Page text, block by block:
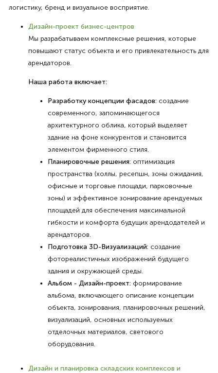
логистику, бренд и визуальное восприятие.
Дизайн-проект бизнес-центров
Мы разрабатываем комплексные решения, которые
повышают статус объекта и его привлекательность для
арендаторов.
Наша работа включает:
Разработку концепции фасадов:cоздание
современного, запоминающегося
архитектурного облика, который выделяет
здание на фоне конкурентов и становится
элементом фирменного стиля.
Планировочные решения:оптимизация
пространства (холлы, ресепшн, зоны ожидания,
офисные и торговые площади, парковочные
зоны) и эффективное зонирование арендуемых
площадей для обеспечения максимальной
гибкости и комфорта будущих арендодателей и
арендаторов.
Подготовка 3D-Визуализаций:создание
фотореалистичных изображений будущего
здания и окружающей среды.
Альбом - Дизайн-проект:формирование
альбома, включающего описание концепции
объекта, зонирования, планировочных решений,
визуализаций, основных используемых
отделочных материалов, светового
оборудования.
Дизайн и планировка складских комплексов и